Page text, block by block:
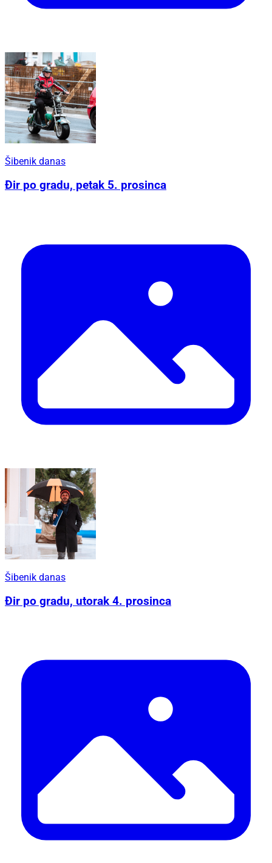
Šibenik danas
Đir po gradu, petak 5. prosinca
Šibenik danas
Đir po gradu, utorak 4. prosinca